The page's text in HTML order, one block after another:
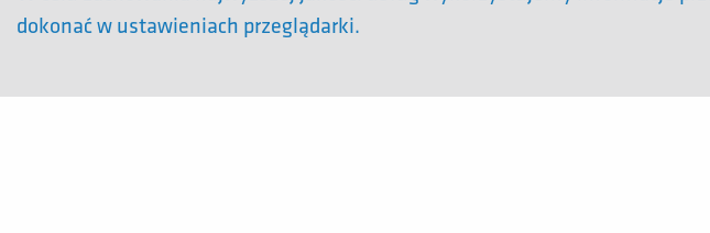
dokonać w ustawieniach przeglądarki.